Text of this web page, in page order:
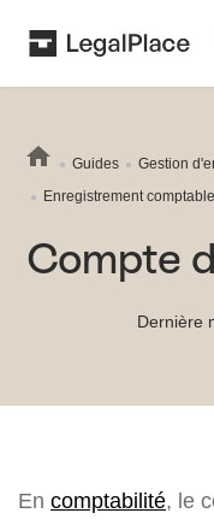
Guides Gestion
Enregistrement comptable
Compte
Dernière
En comptabilité, le